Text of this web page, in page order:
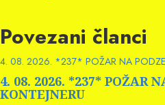
Povezani članci
4. 08. 2026. *237* POŽAR NA
4. 08. 2026. *237* POŽAR
KONTEJNERU